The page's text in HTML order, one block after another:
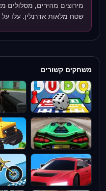
מירוצים מהירים, מסלולים
שטח מלאות אדרנלין. עלו על
משחקים קשורים